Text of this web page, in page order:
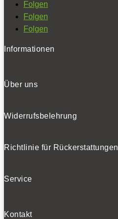
Folgen
Folgen
Folgen
Informationen
Über uns
Widerrufsbelehrung
Richtlinie für Rückerstattungen
Service
Kontakt